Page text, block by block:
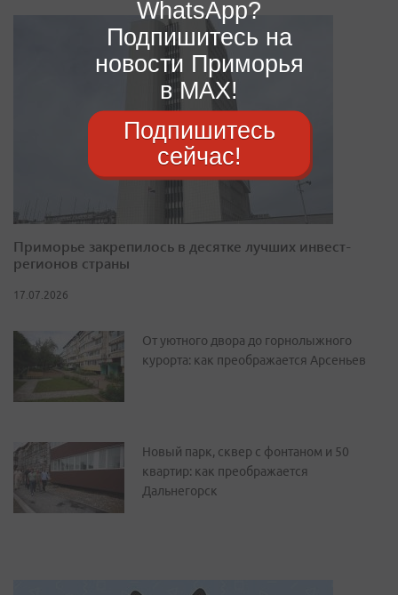
Приморье закрепилось в десятке лучших инвест-
регионов страны
17.07.2026
От уютного двора до горнолыжного
курорта: как преображается Арсеньев
Новый парк, сквер с фонтаном и 50
квартир: как преображается
Дальнегорск
WhatsApp?
Подпишитесь на
новости Приморья
в MAX!
Подпишитесь
сейчас!